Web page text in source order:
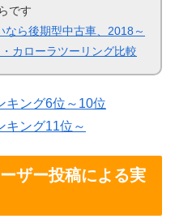
です
なら後期型中古車、2018～
カローラツーリング比較
キング6位～10位
キング11位～
ザー投稿による実